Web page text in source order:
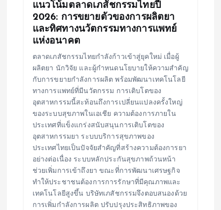
แนวโน้มตลาดเภสัชกรรมไทยปี
2026: การขยายตัวของการผลิตยา
และทิศทางนวัตกรรมทางการแพทย์
แห่งอนาคต
ตลาดเภสัชกรรมไทยกำลังก้าวเข้าสู่ยุคใหม่ เมื่อผู้
ผลิตยา นักวิจัย และผู้กำหนดนโยบายให้ความสำคัญ
กับการขยายกำลังการผลิต พร้อมพัฒนาเทคโนโลยี
ทางการแพทย์ที่มีนวัตกรรม การเติบโตของ
อุตสาหกรรมนี้สะท้อนถึงการเปลี่ยนแปลงครั้งใหญ่
ของระบบสุขภาพในเอเชีย ความต้องการภายใน
ประเทศที่แข็งแกร่งสนับสนุนการเติบโตของ
อุตสาหกรรมยา ระบบบริการสุขภาพของ
ประเทศไทยเป็นปัจจัยสำคัญที่สร้างความต้องการยา
อย่างต่อเนื่อง ระบบหลักประกันสุขภาพถ้วนหน้า
ช่วยเพิ่มการเข้าถึงยา ขณะที่การพัฒนาเศรษฐกิจ
ทำให้ประชาชนต้องการการรักษาที่มีคุณภาพและ
เทคโนโลยีสูงขึ้น บริษัทเภสัชกรรมจึงตอบสนองด้วย
การเพิ่มกำลังการผลิต ปรับปรุงประสิทธิภาพของ